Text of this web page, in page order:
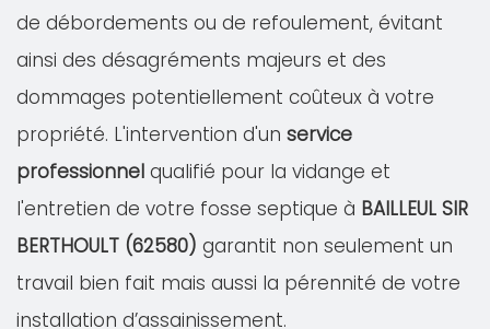
de débordements ou de refoulement, évitant
ainsi des désagréments majeurs et des
dommages potentiellement coûteux à votre
propriété. L'intervention d'un service
professionnel qualifié pour la vidange et
l'entretien de votre fosse septique à BAILLEUL SIR
BERTHOULT (62580) garantit non seulement un
travail bien fait mais aussi la pérennité de votre
installation d’assainissement.